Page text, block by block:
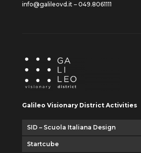
info@galileovd.it – 049.8061111
Galileo Visionary District Activities
SID – Scuola Italiana Design
Startcube